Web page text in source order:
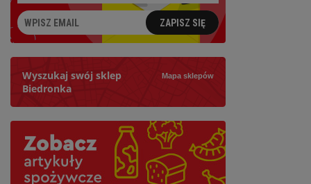
ZAPISZ SIĘ
Wyszukaj swój sklep
Biedronka
Mapa sklepów
Szukaj
Najbliższy: